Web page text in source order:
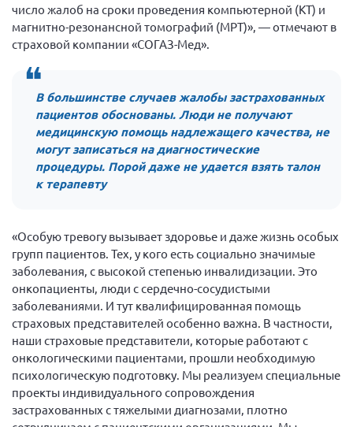
Республика Хакасия
Ростовская область
г. Санкт-Петербург
г. Севастополь
Самарская область СОРС
Самарская область ПРИЗМА
Самарская область СГОРС
Свердловская область
Ставропольский край
Сахалинская область
Томская область
Тульская область
Ульяновская область
Челябинская область
Ярославская область
число жалоб на сроки проведения компьютерной (КТ) и
магнитно-резонансной томографий (МРТ)», — отмечают в
страховой компании «СОГАЗ-Мед».
В большинстве случаев жалобы застрахованных
пациентов обоснованы. Люди не получают
медицинскую помощь надлежащего качества, не
могут записаться на диагностические
процедуры. Порой даже не удается взять талон
к терапевту
«Особую тревогу вызывает здоровье и даже жизнь особых
групп пациентов. Тех, у кого есть социально значимые
заболевания, с высокой степенью инвалидизации. Это
онкопациенты, люди с сердечно-сосудистыми
заболеваниями. И тут квалифицированная помощь
страховых представителей особенно важна. В частности,
наши страховые представители, которые работают с
онкологическими пациентами, прошли необходимую
психологическую подготовку. Мы реализуем специальные
проекты индивидуального сопровождения
застрахованных с тяжелыми диагнозами, плотно